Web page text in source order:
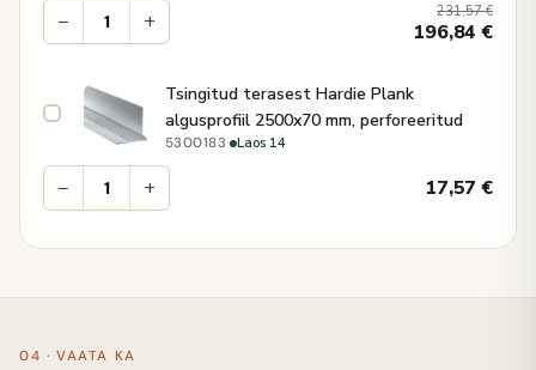
− + 231,57€
196,84€
Tsingitud terasest Hardie Plank
algusprofiil 2500x70 mm, perforeeritud
5300183· Laos 14
− + 17,57€
04 · VAATA KA